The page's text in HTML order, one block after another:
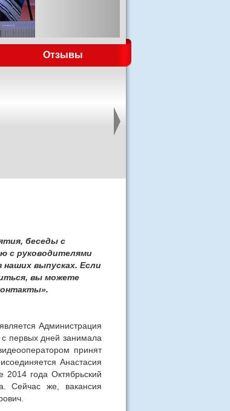
Отзывы
беседы с
с руководителями
выпусках. Если
вы можете
Администрация
первых дней занимала
принят
Анастасия
года Октябрьский
Сейчас же, вакансия